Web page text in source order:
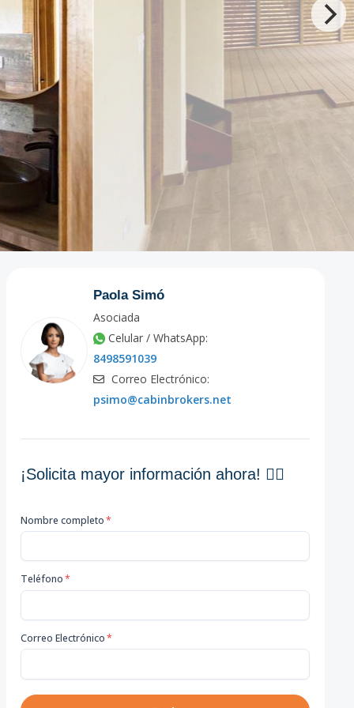
Paola Simó
Asociada
Celular / WhatsApp:
8498591039
Correo Electrónico:
psimo@cabinbrokers.net
¡Solicita mayor información ahora! 👇🏽
Nombre completo*
Teléfono*
Correo Electrónico*